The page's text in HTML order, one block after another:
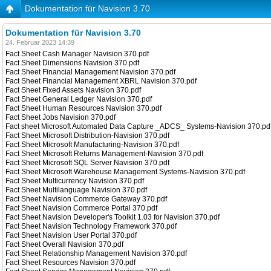
Dokumentation für Navision 3.70
Dokumentation für Navision 3.70
24. Februar 2023 14:39
Fact Sheet Cash Manager Navision 370.pdf
Fact Sheet Dimensions Navision 370.pdf
Fact Sheet Financial Management Navision 370.pdf
Fact Sheet Financial Management XBRL Navision 370.pdf
Fact Sheet Fixed Assets Navision 370.pdf
Fact Sheet General Ledger Navision 370.pdf
Fact Sheet Human Resources Navision 370.pdf
Fact Sheet Jobs Navision 370.pdf
Fact sheet Microsoft Automated Data Capture _ADCS_ Systems-Navision
Fact Sheet Microsoft Distribution-Navision 370.pdf
Fact Sheet Microsoft Manufacturing-Navision 370.pdf
Fact Sheet Microsoft Returns Management-Navision 370.pdf
Fact Sheet Microsoft SQL Server Navision 370.pdf
Fact Sheet Microsoft Warehouse Management Systems-Navision 370.pdf
Fact Sheet Multicurrency Navision 370.pdf
Fact Sheet Multilanguage Navision 370.pdf
Fact Sheet Navision Commerce Gateway 370.pdf
Fact Sheet Navision Commerce Portal 370.pdf
Fact Sheet Navision Developer's Toolkit 1.03 for Navision 370.pdf
Fact Sheet Navision Technology Framework 370.pdf
Fact Sheet Navision User Portal 370.pdf
Fact Sheet Overall Navision 370.pdf
Fact Sheet Relationship Management Navision 370.pdf
Fact Sheet Resources Navision 370.pdf